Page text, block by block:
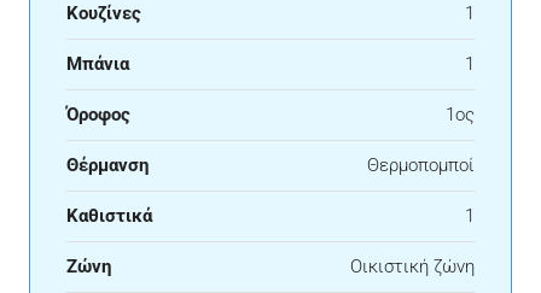
Κουζίνες 1
Μπάνια 1
Όροφος 1ος
Θέρμανση Θερμοπομποί
Καθιστικά 1
Ζώνη Οικιστική ζώνη